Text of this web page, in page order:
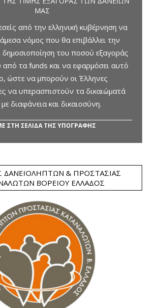
ΜΑΣ
από την ελληνική κυβέρνηση να
νόμος που θα επιβάλλει την
δημοσιοποίηση του ποσού εξαγοράς
από τα funds και να εφαρμόσει αυτό
ώστε να μπορούν οι Έλληνες
να υπερασπιστούν τα δικαιώματά
διαφάνεια και δικαιοσύνη.
ΣΤΗ ΣΕΛΙΔΑ ΤΗΣ ΥΠΟΓΡΑΦΗΣ
ΔΑΝΕΙΟΛΗΠΤΏΝ & ΠΡΟΣΤΑΣΊΑΣ
ΒΟΡΕΊΟΥ ΕΛΛΆΔΟΣ